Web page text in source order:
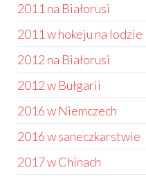
2011 na Białorusi
2011 w hokeju na lodzie
2012 na Białorusi
2012 w Bułgarii
2016 w Niemczech
2016 w saneczkarstwie
2017 w Chinach